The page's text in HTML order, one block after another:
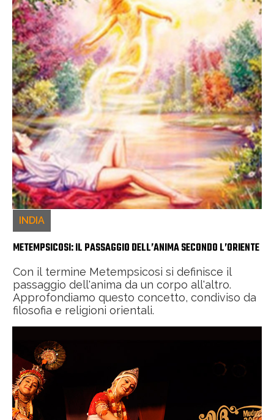
INDIA
METEMPSICOSI: IL PASSAGGIO DELL’ANIMA SECONDO L’ORIENTE
Con il termine Metempsicosi si definisce il
passaggio dell'anima da un corpo all'altro.
Approfondiamo questo concetto, condiviso da
filosofia e religioni orientali.